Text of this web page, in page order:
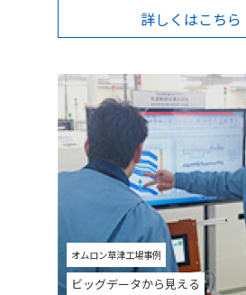
詳しくはこちら
オムロン草津工場事例
ビッグデータから見える